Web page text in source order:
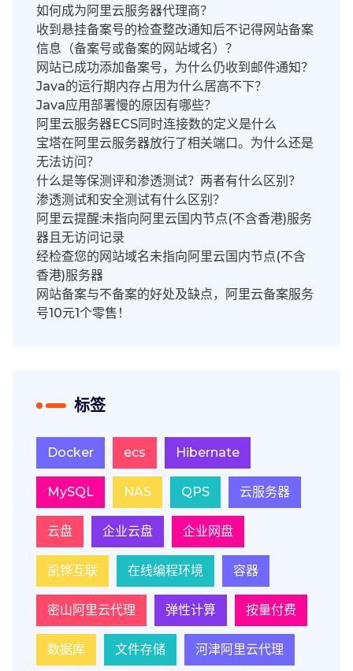
如何成为阿里云服务器代理商？
收到悬挂备案号的检查整改通知后不记得网站备案
信息（备案号或备案的网站域名）？
网站已成功添加备案号，为什么仍收到邮件通知？
Java的运行期内存占用为什么居高不下？
Java应用部署慢的原因有哪些？
阿里云服务器ECS同时连接数的定义是什么
宝塔在阿里云服务器放行了相关端口。为什么还是
无法访问？
什么是等保测评和渗透测试？两者有什么区别？
渗透测试和安全测试有什么区别？
阿里云提醒:未指向阿里云国内节点(不含香港)服务
器且无访问记录
经检查您的网站域名未指向阿里云国内节点(不含
香港)服务器
网站备案与不备案的好处及缺点，阿里云备案服务
号10元1个零售！
标签
Docker ecs Hibernate
MySQL NAS QPS 云服务器
云盘 企业云盘 企业网盘
凯铧互联 在线编程环境 容器
密山阿里云代理 弹性计算 按量付费
数据库 文件存储 河津阿里云代理